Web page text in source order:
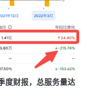
兴趣开始增加，如催化工
前 10 次搜索中，有 7 次
市场反应迅速、富有成
求。 这是从登录
们网站上搜索的注销访
实的工作，其他人则优
正在探索他们的创业方
流行为专业人士提供了
。 更多样化和
上，比以往任何时候都
37% 的美国专业人士拥
在不同的雇主那里从事
由职业。多元化工人，
中寻求多种收入来源的
举措 不同业态和不同国
监测指数 榜单不包含市
变化（最近变化还是比
榜单中可以
讲只要不跌，排名就有
月26日
月30日），总收入14.3亿
元，比去年同期增长
度财报，总服务量达